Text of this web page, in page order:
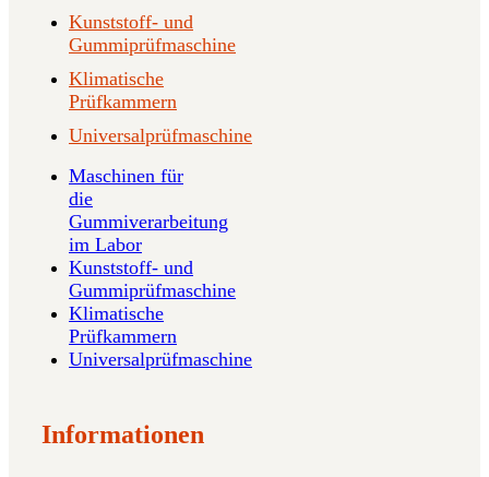
Kunststoff- und
Gummiprüfmaschine
Klimatische
Prüfkammern
Universalprüfmaschine
Maschinen für
die
Gummiverarbeitung
im Labor
Kunststoff- und
Gummiprüfmaschine
Klimatische
Prüfkammern
Universalprüfmaschine
Informationen